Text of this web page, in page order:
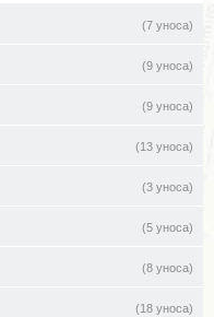
(7 уноса)
(9 уноса)
(9 уноса)
(13 уноса)
(3 уноса)
(5 уноса)
(8 уноса)
(18 уноса)